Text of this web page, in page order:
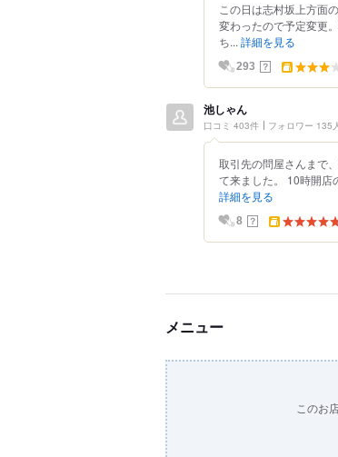
この日は志村坂上方面
変わったので予定変更
ち... 詳細を見る
293 ？
池しゃん
口コミ 403件 フォロワー 135
取引先の問屋さんまで
て来ました。 10時開店
詳細を見る
8 ？
メニュー
このお